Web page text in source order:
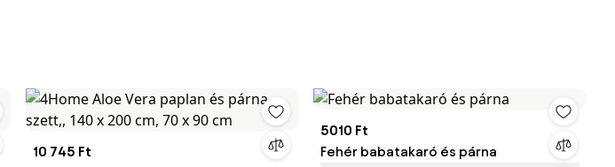
10 745 Ft
5010 Ft
Fehér babatakaró és párna